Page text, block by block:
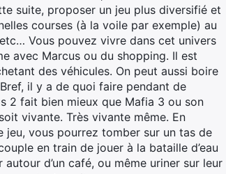
suite, proposer un jeu plus diversifié et
courses (à la voile par exemple) au
Vous pouvez vivre dans cet univers
avec Marcus ou du shopping. Il est
des véhicules. On peut aussi boire
il y a de quoi faire pendant de
2 fait bien mieux que Mafia 3 ou son
vivante. Très vivante même. En
jeu, vous pourrez tomber sur un tas de
en train de jouer à la bataille d’eau
d’un café, ou même uriner sur leur